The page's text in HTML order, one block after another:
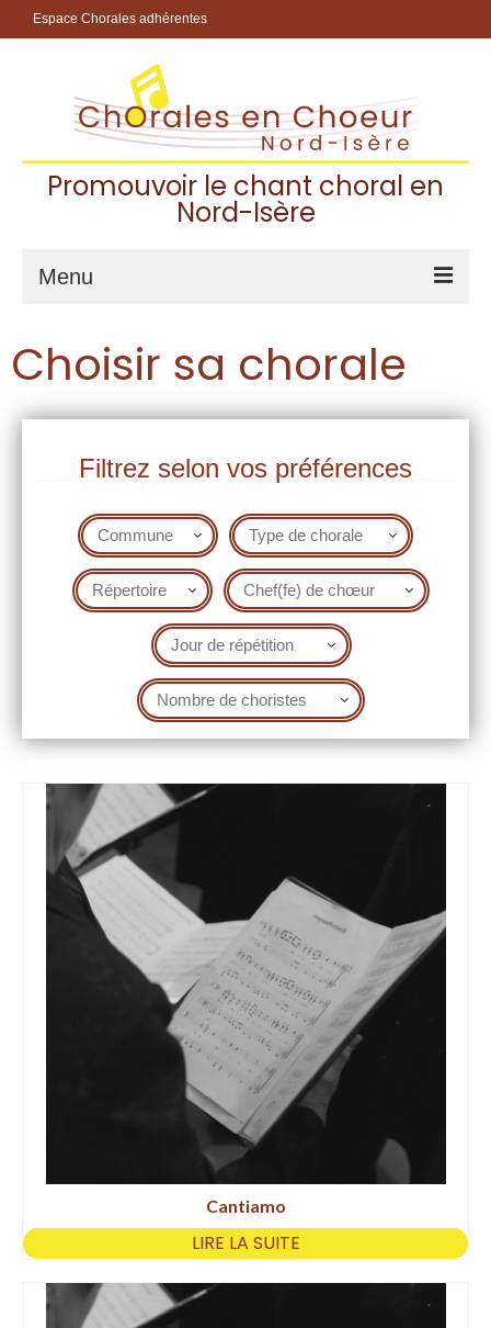
Espace Chorales adhérentes
Promouvoir le chant choral en
Nord-Isère
Menu
Les Chorales Adhérentes
Choisir sa chorale
Les Rencontres Chorales
Les Rencontres Chorales 2027 se préparent !
Les Rencontres depuis 2007
Les concerts
Les stages et formations
Contact
Choisir sa chorale
Filtrez selon vos préférences
Cantiamo
LIRE LA SUITE